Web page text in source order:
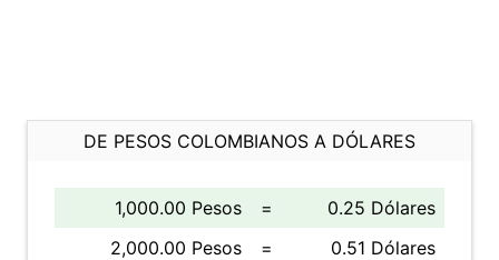
DE PESOS COLOMBIANOS A DÓLARES
1,000.00 Pesos =
0.25 Dólares
2,000.00 Pesos
=
0.51 Dólares